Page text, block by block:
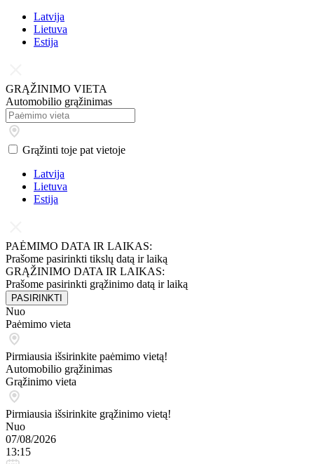
Latvija
Lietuva
Estija
GRĄŽINIMO VIETA
Automobilio grąžinimas
Grąžinti toje pat vietoje
Latvija
Lietuva
Estija
PAĖMIMO DATA IR LAIKAS:
Prašome pasirinkti tikslų datą ir laiką
GRĄŽINIMO DATA IR LAIKAS:
Prašome pasirinkti grąžinimo datą ir laiką
PASIRINKTI
Nuo
Paėmimo vieta
Pirmiausia išsirinkite paėmimo vietą!
Automobilio grąžinimas
Grąžinimo vieta
Pirmiausia išsirinkite grąžinimo vietą!
Nuo
07/08/2026
13:15